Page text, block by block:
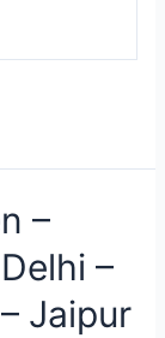
–
–
Jaipur